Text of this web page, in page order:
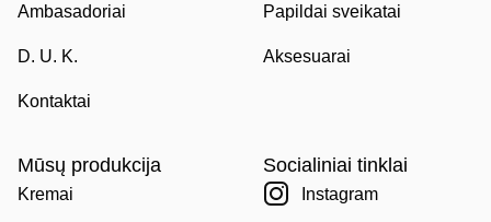
Ambasadoriai
D. U. K.
Kontaktai
Papildai sveikatai
Aksesuarai
Mūsų produkcija
Kremai
Socialiniai tinklai
Instagram